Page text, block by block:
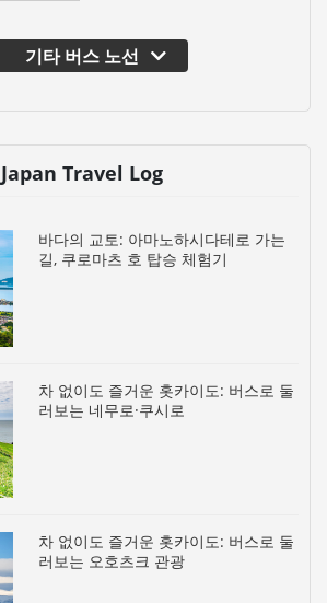
기타 버스 노선
Japan Travel Log
바다의 교토: 아마노하시다테로 가는
길, 쿠로마츠 호 탑승 체험기
차 없이도 즐거운 홋카이도: 버스로 둘
러보는 네무로·쿠시로
차 없이도 즐거운 홋카이도: 버스로 둘
러보는 오호츠크 관광